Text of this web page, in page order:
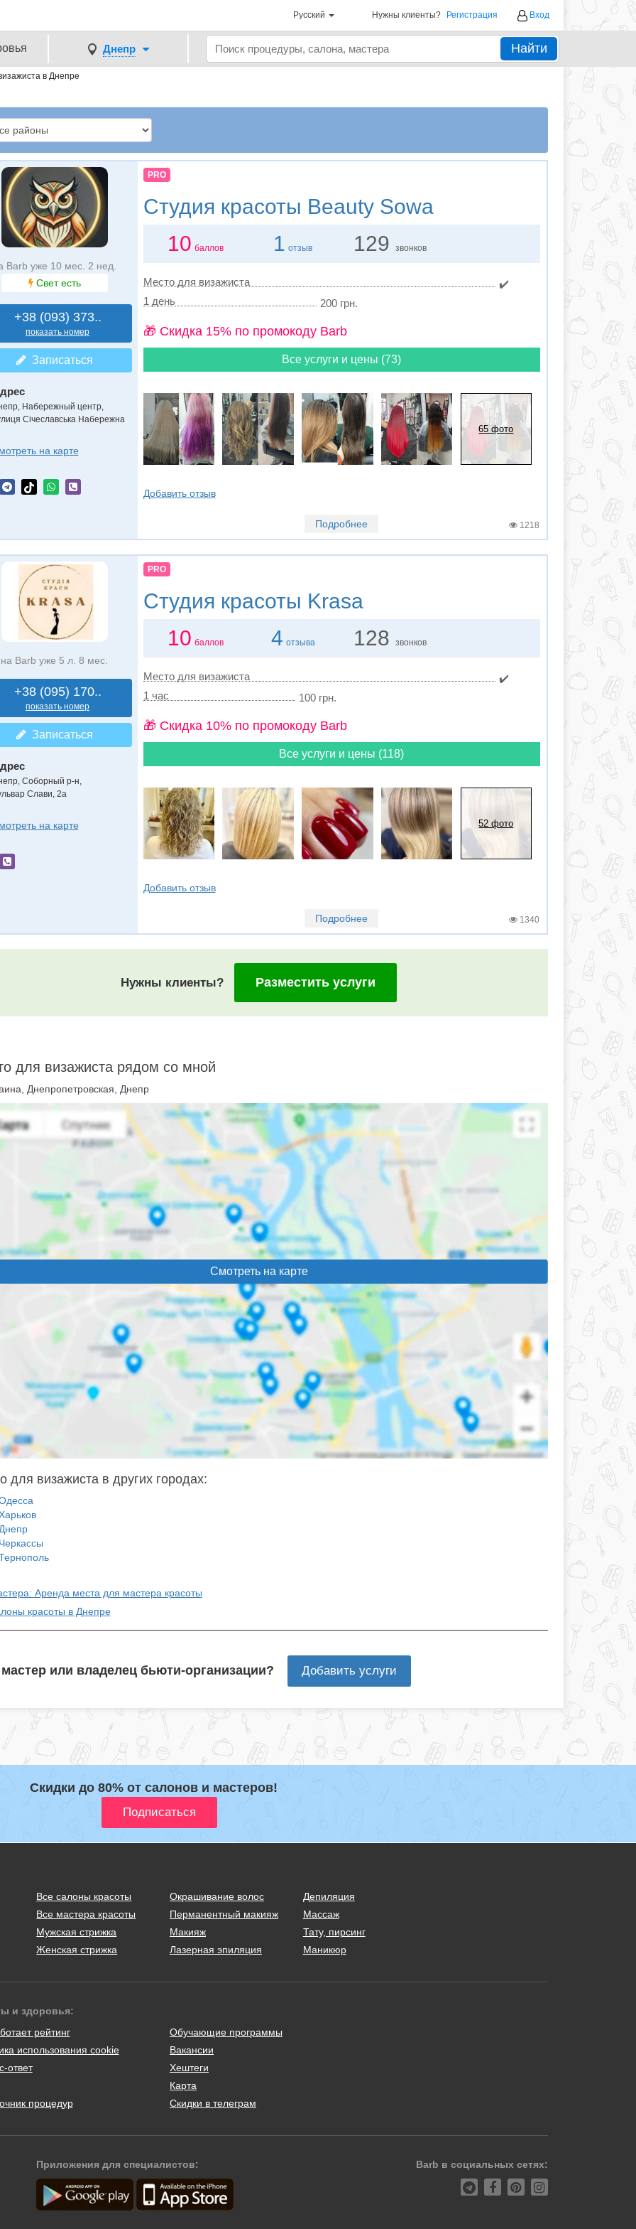
Русский Нужны клиенты? Регистрация Вход
Днепр Найти
в Днепре
Barb уже 10 мес. 2 нед.
Свет есть
+38 (093) 373..
показать номер
Записаться
Набережный центр,
Січеславська Набережна
на карте
PRO
Студия красоты Beauty Sowa
10 баллов 1 отзыв 129 звонков
Место для визажиста
✔️
1 день
200 грн.
🎁 Cкидка 15% по промокоду Barb
Все услуги и цены (73)
65 фото
Добавить отзыв
Подробнее 1218
на Barb уже 5 л. 8 мес.
+38 (095) 170..
показать номер
Записаться
Соборный р-н
Слави, 2a
на карте
PRO
Студия красоты Krasa
10 баллов 4 отзыва 128 звонков
Место для визажиста
✔️
1 час
100 грн.
🎁 Cкидка 10% по промокоду Barb
Все услуги и цены (118)
52 фото
Добавить отзыв
Подробнее 1340
Нужны клиенты? Разместить услуги
для визажиста рядом со мной
Днепропетровская, Днепр
Смотреть на карте
для визажиста в других городах:
Аренда места для мастера красоты
красоты в Днепре
или владелец бьюти-организации? Добавить услуги
Скидки до 80% от салонов и мастеров!
Все салоны красоты
Все мастера красоты
Мужская стрижка
Женская стрижка
Окрашивание волос
Перманентный макияж
Макияж
Лазерная эпиляция
Депиляция
Массаж
Тату, пирсинг
Маникюр
и здоровья:
рейтинг
использования cookie
ответ
процедур
Обучающие программы
Вакансии
Хештеги
Карта
Скидки в телеграм
Приложения для специалистов: Barb в социальных сетях: